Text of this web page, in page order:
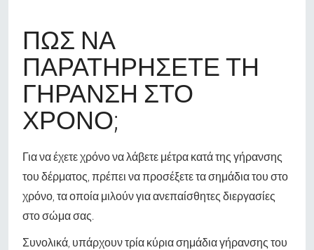
ΠΏΣ ΝΑ
ΠΑΡΑΤΗΡΉΣΕΤΕ ΤΗ
ΓΉΡΑΝΣΗ ΣΤΟ
ΧΡΌΝΟ;
Για να έχετε χρόνο να λάβετε μέτρα κατά της γήρανσης
του δέρματος, πρέπει να προσέξετε τα σημάδια του στο
χρόνο, τα οποία μιλούν για ανεπαίσθητες διεργασίες
στο σώμα σας.
Συνολικά, υπάρχουν τρία κύρια σημάδια γήρανσης του